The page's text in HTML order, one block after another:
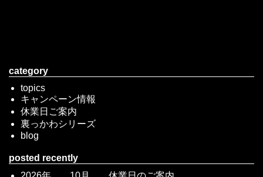
category
topics
キャンペーン情報
休業日ご案内
裏っかわシリーズ
blog
posted recently